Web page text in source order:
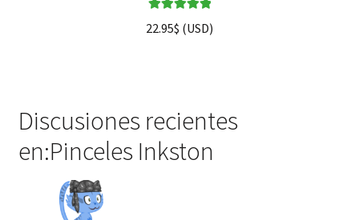
5.00
de 5
22.95$ (USD)
Discusiones recientes
en:Pinceles Inkston